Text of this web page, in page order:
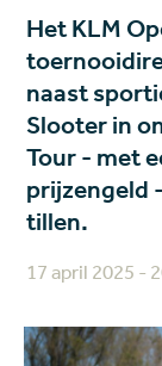
Het KLM
naast
Slooter in
Tour - met
prijzengeld
tillen.
17 april 2025 -